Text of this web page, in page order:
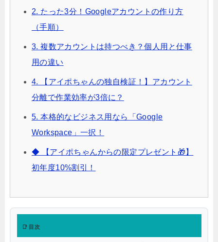
2. たった3分！Googleアカウントの作り方
（手順）
3. 複数アカウントは持つべき？個人用と仕事
用の違い
4. 【アイポちゃんの独自検証！】アカウント
分離で作業効率が3倍に？
5. 本格的なビジネス用なら「Google
Workspace」一択！
◆ 【アイポちゃんからの限定プレゼント🎁】
初年度10%割引！
📑 目次